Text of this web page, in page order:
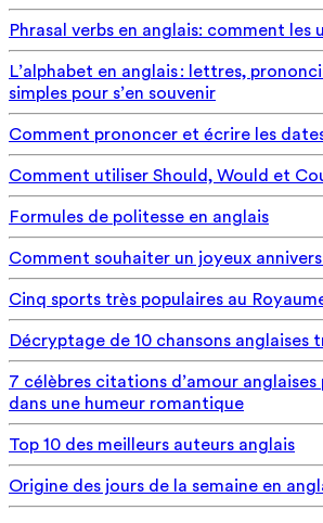
Phrasal verbs en anglais: comment les
L’alphabet en anglais : lettres,
simples pour s’en souvenir
Comment prononcer et écrire les
Comment utiliser Should, Would et
Formules de politesse en anglais
Comment souhaiter un joyeux
Cinq sports très populaires au
Décryptage de 10 chansons anglaises
7 célèbres citations d’amour
dans une humeur romantique
Top 10 des meilleurs auteurs anglais
Origine des jours de la semaine en